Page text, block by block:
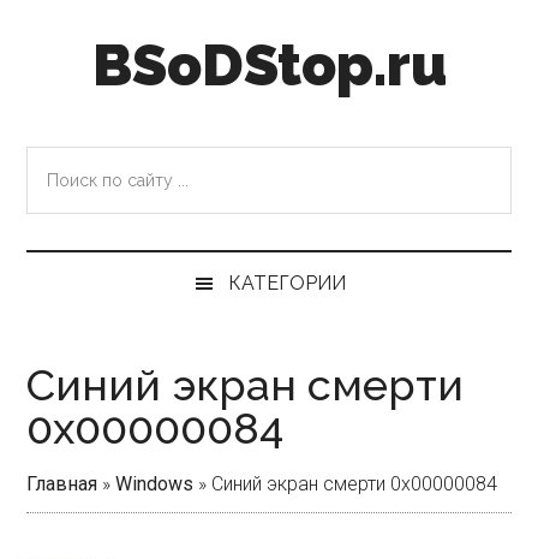
BSoDStop.ru
...
КАТЕГОРИИ
Синий экран смерти
0x00000084
Главная »Windows » Синий экран смерти 0x00000084